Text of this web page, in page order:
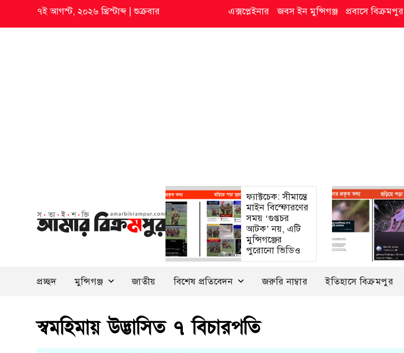
৭ই আগস্ট, ২০২৬ খ্রিস্টাব্দ|শুক্রবার এক্সপ্লেইনার জবস ইন মুন্সিগঞ্জ প্রবাসে বিক্রমপুর
ফ্যাক্টচেক: সীমান্তে
মাইন বিস্ফোরণের
সময় ‘গুপ্তচর
আটক’ নয়, এটি
মুন্সিগঞ্জের
পুরোনো ভিডিও
প্রচ্ছদ মুন্সিগঞ্জ জাতীয় বিশেষ প্রতিবেদন জরুরি নাম্বার ইতিহাসে বিক্রমপুর
স্বমহিমায় উদ্ভাসিত ৭ বিচারপতি